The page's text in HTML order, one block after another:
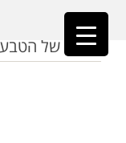
ראשי»חומוס בטטה
הצבע של הטבע: